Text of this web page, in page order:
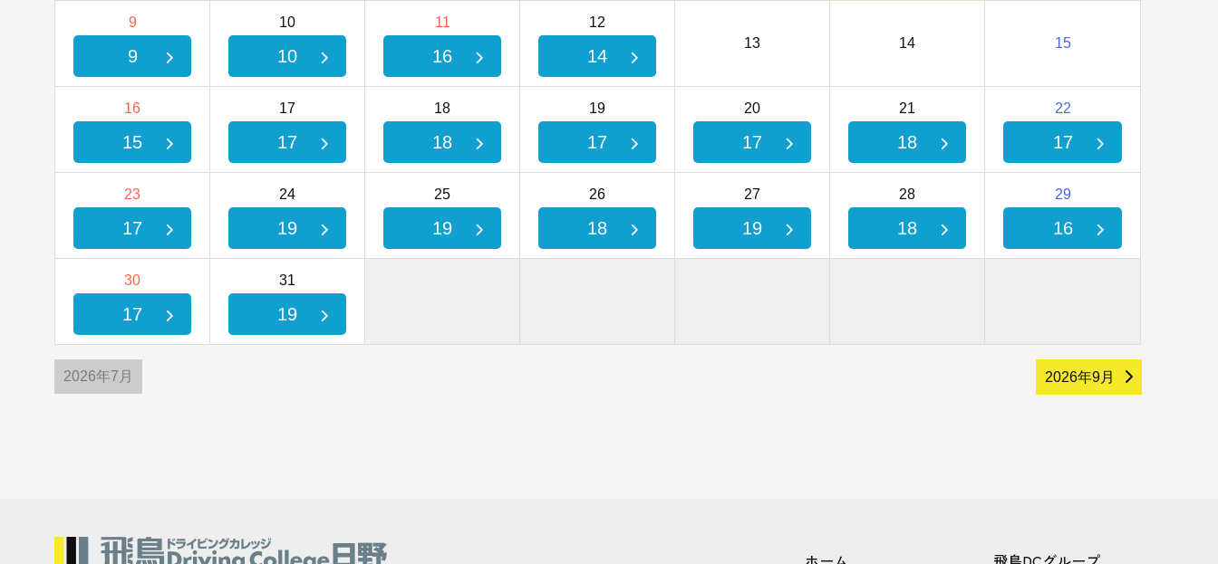
9
9
10
10
11
16
12
14
13 14 15
16
15
17
17
18
18
19
17
20
17
21
18
22
17
23
17
24
19
25
19
26
18
27
19
28
18
29
16
30
17
31
19
2026年7月 2026年9月